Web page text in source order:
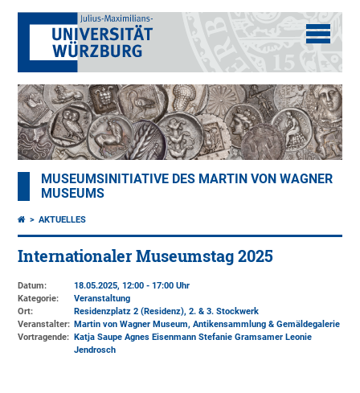
MUSEUMSINITIATIVE DES MARTIN VON WAGNER
MUSEUMS
AKTUELLES
Internationaler Museumstag 2025
Datum:
18.05.2025, 12:00 - 17:00 Uhr
Kategorie:
Veranstaltung
Ort:
Residenzplatz 2 (Residenz), 2. & 3. Stockwerk
Veranstalter: Martin von Wagner Museum, Antikensammlung & Gemäldegalerie
Vortragende:
Katja Saupe Agnes Eisenmann Stefanie Gramsamer Leonie
Jendrosch